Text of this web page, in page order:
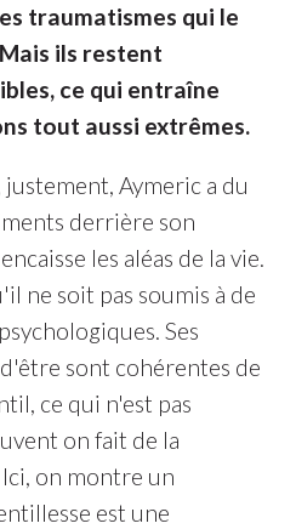
traumatismes qui le
ils restent
ce qui entraîne
tout aussi extrêmes.
justement, Aymeric a du
derrière son
les aléas de la vie.
ne soit pas soumis à de
Ses
sont cohérentes de
ce qui n'est pas
on fait de la
on montre un
est une